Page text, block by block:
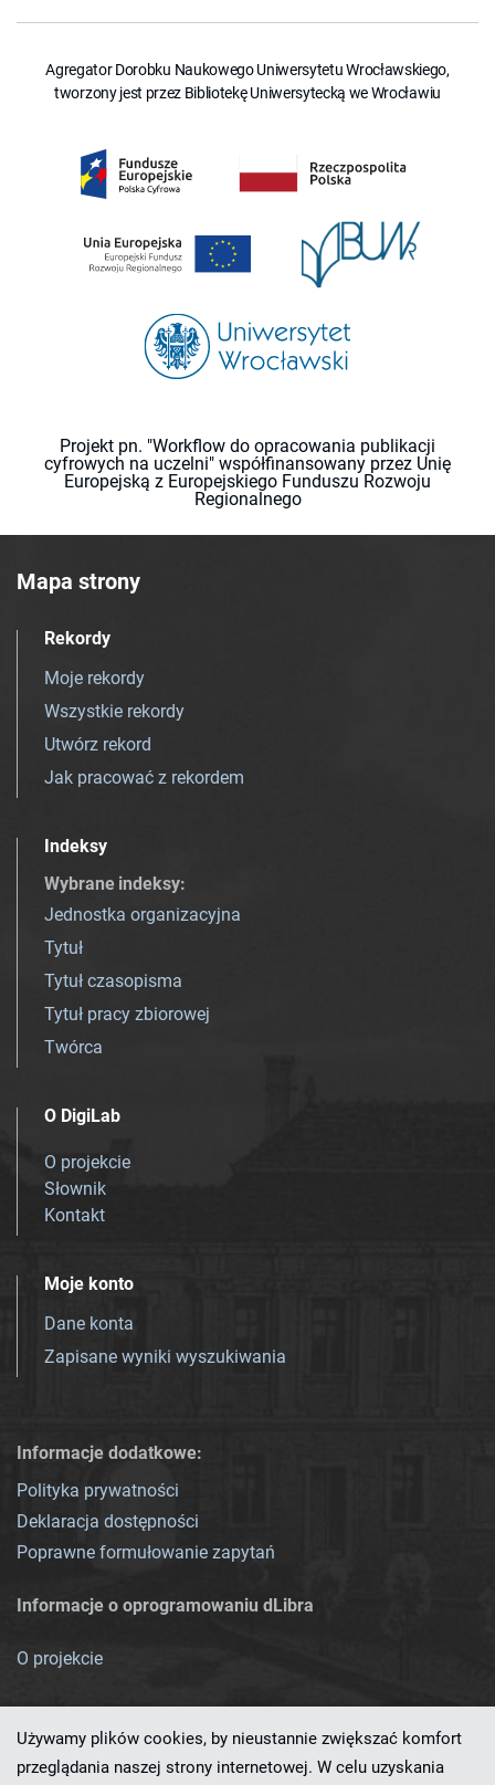
Agregator Dorobku Naukowego Uniwersytetu Wrocławskiego,
tworzony jest przez Bibliotekę Uniwersytecką we Wrocławiu
Projekt pn. "Workflow do opracowania publikacji
cyfrowych na uczelni" współfinansowany przez Unię
Europejską z Europejskiego Funduszu Rozwoju
Regionalnego
Mapa strony
Rekordy
Moje rekordy
Wszystkie rekordy
Utwórz rekord
Jak pracować z rekordem
Indeksy
Wybrane indeksy:
Jednostka organizacyjna
Tytuł
Tytuł czasopisma
Tytuł pracy zbiorowej
Twórca
O DigiLab
O projekcie
Słownik
Kontakt
Moje konto
Dane konta
Zapisane wyniki wyszukiwania
Informacje dodatkowe:
Polityka prywatności
Deklaracja dostępności
Poprawne formułowanie zapytań
Informacje o oprogramowaniu dLibra
O projekcie
Używamy plików cookies, by nieustannie zwiększać komfort
przeglądania naszej strony internetowej. W celu uzyskania